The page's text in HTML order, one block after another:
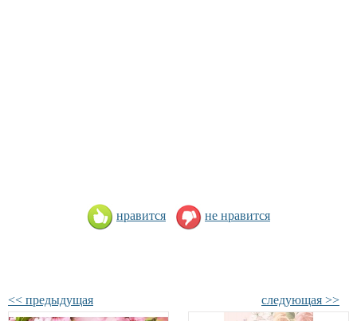
нравится не нравится
<< предыдущая следующая >>